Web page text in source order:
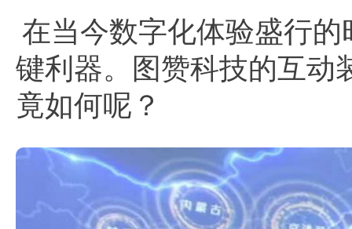
在当今数字化体验盛行
键利器。图赞科技的互动
竟如何呢？